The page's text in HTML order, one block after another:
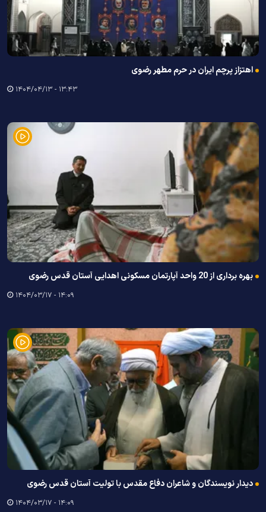
اهتزاز پرچم ایران در حرم مطهر رضوی
۱۳:۴۳ - ۱۴۰۴/۰۴/۱۳
بهره برداری از 20 واحد آپارتمان مسکونی اهدایی آستان قدس رضوی
۱۴:۰۹ - ۱۴۰۴/۰۳/۱۷
دیدار نویسندگان و شاعران دفاع مقدس با تولیت آستان قدس رضوی
۱۴:۰۹ - ۱۴۰۴/۰۳/۱۷